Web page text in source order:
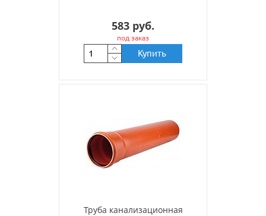
583 руб.
под заказ
Купить
Труба канализационная